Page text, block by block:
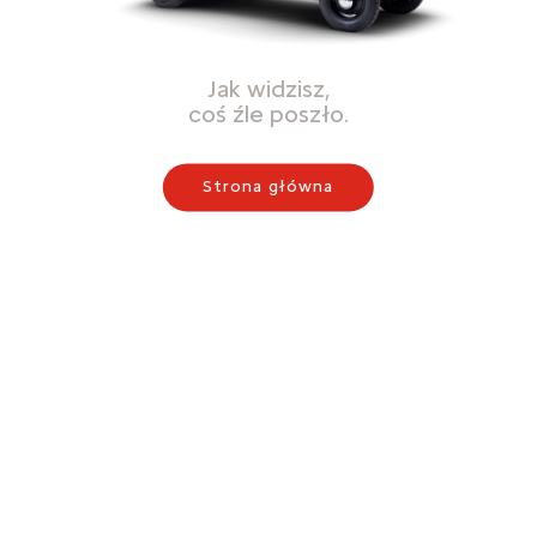
Jak widzisz,
coś źle poszło.
Strona główna